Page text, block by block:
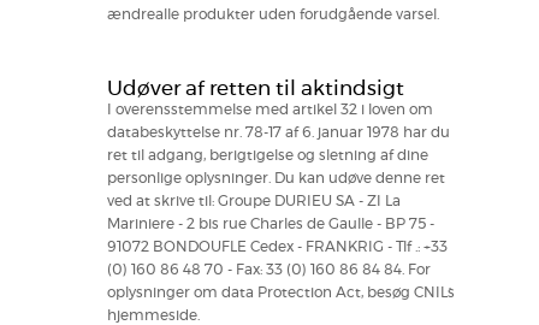
ændrealle produkter uden forudgående varsel.
Udøver af retten til aktindsigt
I overensstemmelse med artikel 32 i loven om
databeskyttelse nr. 78-17 af 6. januar 1978 har du
ret til adgang, berigtigelse og sletning af dine
personlige oplysninger. Du kan udøve denne ret
ved at skrive til: Groupe DURIEU SA - ZI La
Mariniere - 2 bis rue Charles de Gaulle - BP 75 -
91072 BONDOUFLE Cedex - FRANKRIG - Tlf .: +33
(0) 160 86 48 70 - Fax: 33 (0) 160 86 84 84. For
oplysninger om data Protection Act, besøg CNIL´s
hjemmeside.